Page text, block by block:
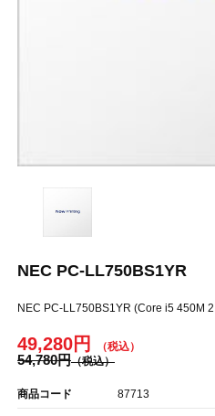
NEC PC-LL750BS1YR
NEC PC-LL750BS1YR (Core i5 450M
49,280円
54,780円
商品コード 87713